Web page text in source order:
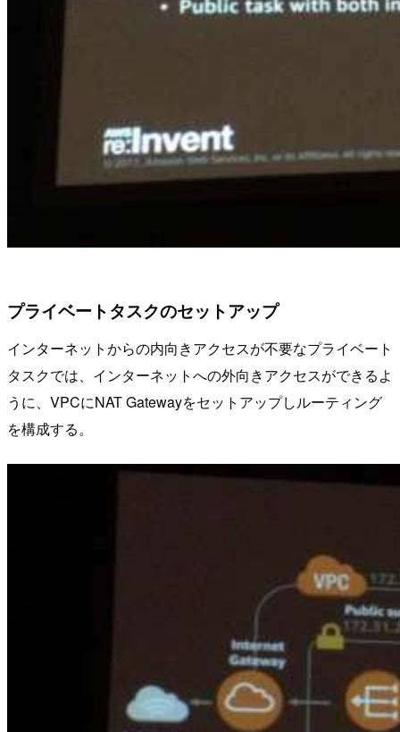
プライベートタスクのセットアップ
インターネットからの内向きアクセスが不要なプライベート
タスクでは、インターネットへの外向きアクセスができるよ
うに、VPCにNAT Gatewayをセットアップしルーティング
を構成する。